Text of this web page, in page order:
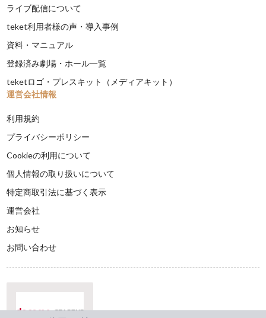
ライブ配信について
teket利用者様の声・導入事例
資料・マニュアル
登録済み劇場・ホール一覧
teketロゴ・プレスキット（メディアキット）
運営会社情報
利用規約
プライバシーポリシー
Cookieの利用について
個人情報の取り扱いについて
特定商取引法に基づく表示
運営会社
お知らせ
お問い合わせ